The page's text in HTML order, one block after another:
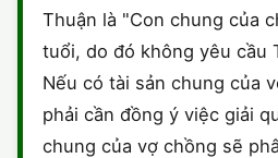
Thuận là "Con chung của
tuổi, do đó không yêu cầu
Nếu có tài sản chung của
phải cần đồng ý việc giải
chung của vợ chồng sẽ